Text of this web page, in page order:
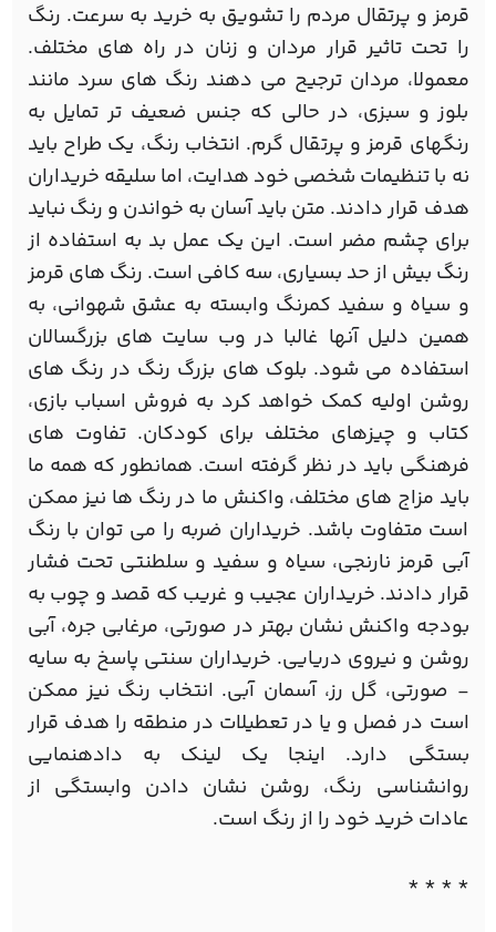
قرمز و پرتقال مردم را تشویق به خرید به سرعت. رنگ
را تحت تاثیر قرار مردان و زنان در راه های مختلف.
معمولا، مردان ترجیح می دهند رنگ های سرد مانند
بلوز و سبزی، در حالی که جنس ضعیف تر تمایل به
رنگهای قرمز و پرتقال گرم. انتخاب رنگ، یک طراح باید
نه با تنظیمات شخصی خود هدایت، اما سلیقه خریداران
هدف قرار دادند. متن باید آسان به خواندن و رنگ نباید
برای چشم مضر است. این یک عمل بد به استفاده از
رنگ بیش از حد بسیاری، سه کافی است. رنگ های قرمز
و سیاه و سفید کمرنگ وابسته به عشق شهوانی، به
همین دلیل آنها غالبا در وب سایت های بزرگسالان
استفاده می شود. بلوک های بزرگ رنگ در رنگ های
روشن اولیه کمک خواهد کرد به فروش اسباب بازی،
کتاب و چیزهای مختلف برای کودکان. تفاوت های
فرهنگی باید در نظر گرفته است. همانطور که همه ما
باید مزاج های مختلف، واکنش ما در رنگ ها نیز ممکن
است متفاوت باشد. خریداران ضربه را می توان با رنگ
آبی قرمز نارنجی، سیاه و سفید و سلطنتی تحت فشار
قرار دادند. خریداران عجیب و غریب که قصد و چوب به
بودجه واکنش نشان بهتر در صورتی، مرغابی جره، آبی
روشن و نیروی دریایی. خریداران سنتی پاسخ به سایه
- صورتی، گل رز، آسمان آبی. انتخاب رنگ نیز ممکن
است در فصل و یا در تعطیلات در منطقه را هدف قرار
بستگی دارد. اینجا یک لینک به دادهنمایی
روانشناسی رنگ، روشن نشان دادن وابستگی از
عادات خرید خود را از رنگ است.
* * * *